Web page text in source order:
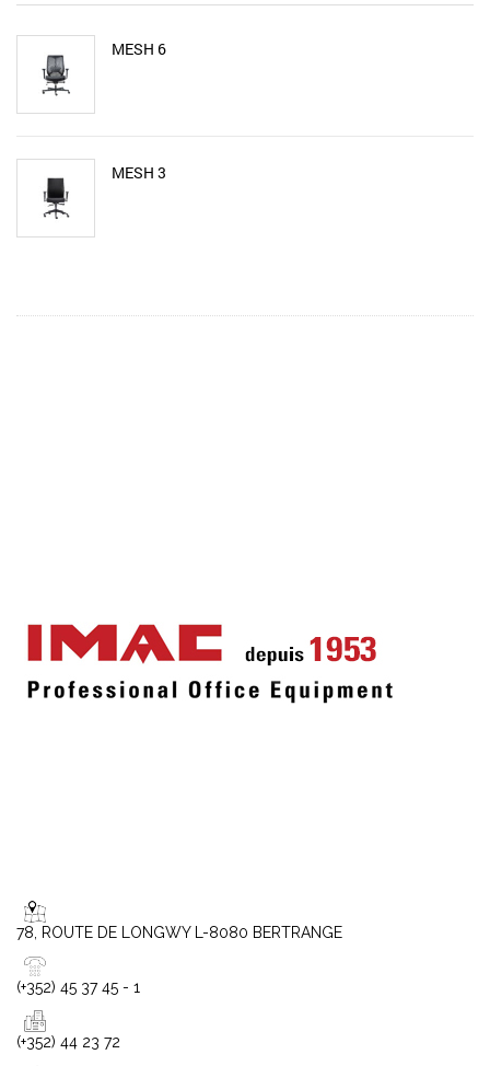
MESH 6
MESH 3
78, ROUTE DE LONGWY L-8080 BERTRANGE
(+352) 45 37 45 - 1
(+352) 44 23 72